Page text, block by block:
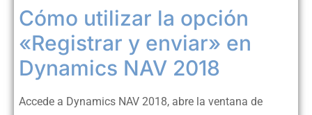
Cómo utilizar la opción
«Registrar y enviar» en
Dynamics NAV 2018
Accede a Dynamics NAV 2018, abre la ventana de